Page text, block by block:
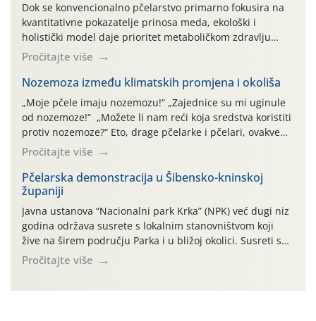
Dok se konvencionalno pčelarstvo primarno fokusira na
kvantitativne pokazatelje prinosa meda, ekološki i
holistički model daje prioritet metaboličkom zdravlju
zajednice, koristeći ljekovito bilje kao sustav prirodnog
jačanja otpornosti. Travanj i početak svibnja ključno su
razdoblje za sjetvu i sadnju kojom pčelar prestaje biti
promatrač i postaje aktivni sukreator zdrave pčelinje
paše. Vodeći se principima cjelovitosti, […]
Pročitajte više
Nozemoza između klimatskih promjena i okoliša
„Moje pčele imaju nozemozu!“ „Zajednice su mi uginule
od nozemoze!“ „Možete li nam reći koja sredstva koristiti
protiv nozemoze?“ Eto, drage pčelarke i pčelari, ovakve
izjave i tvrdnje slušam nerijetko na predavanjima ili
putem telefonskog razgovora već unatrag 2-3 desetljeća.
Pokušajmo odgovoriti na prvu tvrdnju pčelara „Moje
pčele imaju nozemozu!“ Na pitanje kako zna da […]
Pročitajte više
Pčelarska demonstracija u Šibensko-kninskoj
županiji
Javna ustanova “Nacionalni park Krka” (NPK) već dugi niz
godina održava susrete s lokalnim stanovništvom koji
žive na širem području Parka i u bližoj okolici. Susreti su
mjesto održavanja različitih aktivnosti edukativnog i
informativnog karaktera, primjerice stručnih predavanja,
Pročitajte više